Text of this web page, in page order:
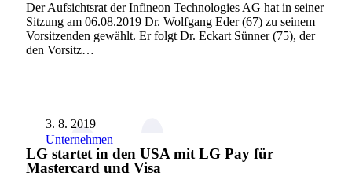
Der Aufsichtsrat der Infineon Technologies AG hat in seiner
Sitzung am 06.08.2019 Dr. Wolfgang Eder (67) zu seinem
Vorsitzenden gewählt. Er folgt Dr. Eckart Sünner (75), der
den Vorsitz…
3. 8. 2019
Unternehmen
LG startet in den USA mit LG Pay für
Mastercard und Visa